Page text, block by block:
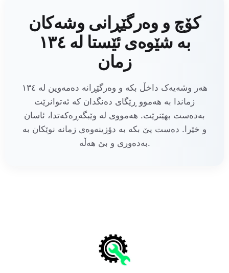
کۆچ و وەرگێڕانی وشەکان
بە شێوەی ئێستا لە ١٣٤
زمان
هەر وشەیەک داخڵ بکە و وەرگێڕانە دەمەوین لە ١٣٤
زماندا بە هەموو ڕێگای دەنگدان کە ئەتوانرێت
بەدەست بهێنرێت. هەمووی لە وێبگەڕەکەتدا، ئاسان
و خێرا. دەست پێ بکە بە دۆزینەوەی زمانە نوێکان بە
بەدەوری و بێ هەڵە.